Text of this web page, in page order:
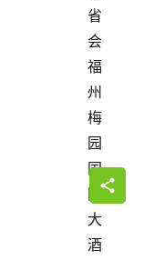
省
会
福
州
梅
园
国
大
酒